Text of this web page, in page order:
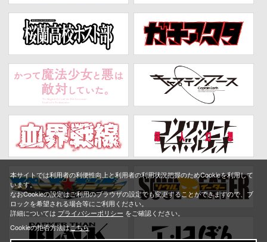
本サイトでは利用者の利便性向上と利用者の利用状況把握のためCookieを利用して
います。
なおCookieの設定はご利用のブラウザの設定でも変更することができますので、ブ
ロックを希望される場合等にご利用ください。
詳細については プライバシーポリシー をご確認ください。
Cookieの拒否方法はこちら